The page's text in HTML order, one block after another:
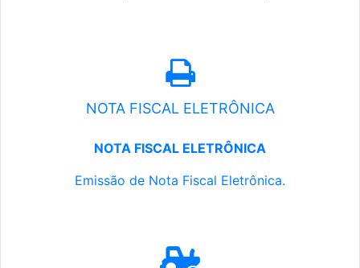
NOTA FISCAL ELETRÔNICA
NOTA FISCAL ELETRÔNICA
Emissão de Nota Fiscal Eletrônica.